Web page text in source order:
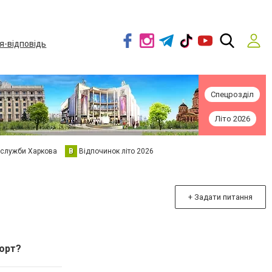
відповідь
Спецрозділ
Літо 2026
служби Харкова В Відпочинок літо 2026
+ Задати питання